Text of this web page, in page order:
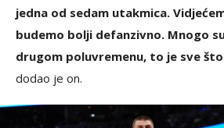
jedna od sedam utakmica.
budemo bolji defanzivno. Mnogo
drugom poluvremenu, to je sve
dodao je on.